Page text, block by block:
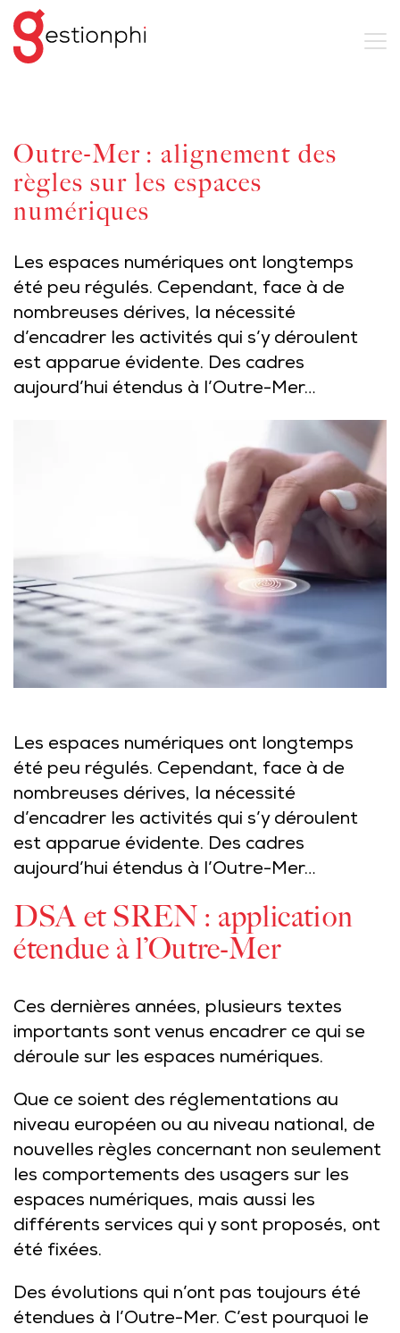
Outre-Mer : alignement des
règles sur les espaces
numériques
Les espaces numériques ont longtemps
été peu régulés. Cependant, face à de
nombreuses dérives, la nécessité
d’encadrer les activités qui s’y déroulent
est apparue évidente. Des cadres
aujourd’hui étendus à l’Outre-Mer…
Les espaces numériques ont longtemps
été peu régulés. Cependant, face à de
nombreuses dérives, la nécessité
d’encadrer les activités qui s’y déroulent
est apparue évidente. Des cadres
aujourd’hui étendus à l’Outre-Mer…
DSA et SREN : application
étendue à l’Outre-Mer
Ces dernières années, plusieurs textes
importants sont venus encadrer ce qui se
déroule sur les espaces numériques.
Que ce soient des réglementations au
niveau européen ou au niveau national, de
nouvelles règles concernant non seulement
les comportements des usagers sur les
espaces numériques, mais aussi les
différents services qui y sont proposés, ont
été fixées.
Des évolutions qui n’ont pas toujours été
étendues à l’Outre-Mer. C’est pourquoi le